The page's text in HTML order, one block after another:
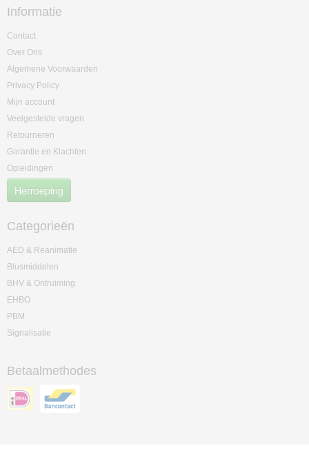
Informatie
Contact
Over Ons
Algemene Voorwaarden
Privacy Policy
Mijn account
Veelgestelde vragen
Retourneren
Garantie en Klachten
Opleidingen
Herroeping
Categorieën
AED & Reanimatie
Blusmiddelen
BHV & Ontruiming
EHBO
PBM
Signalisatie
Betaalmethodes